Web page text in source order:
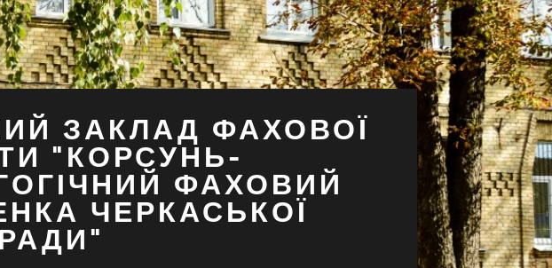
ЗАКЛАД ФАХОВОЇ
"КОРСУНЬ-
ФАХОВИЙ
ЧЕРКАСЬКОЇ